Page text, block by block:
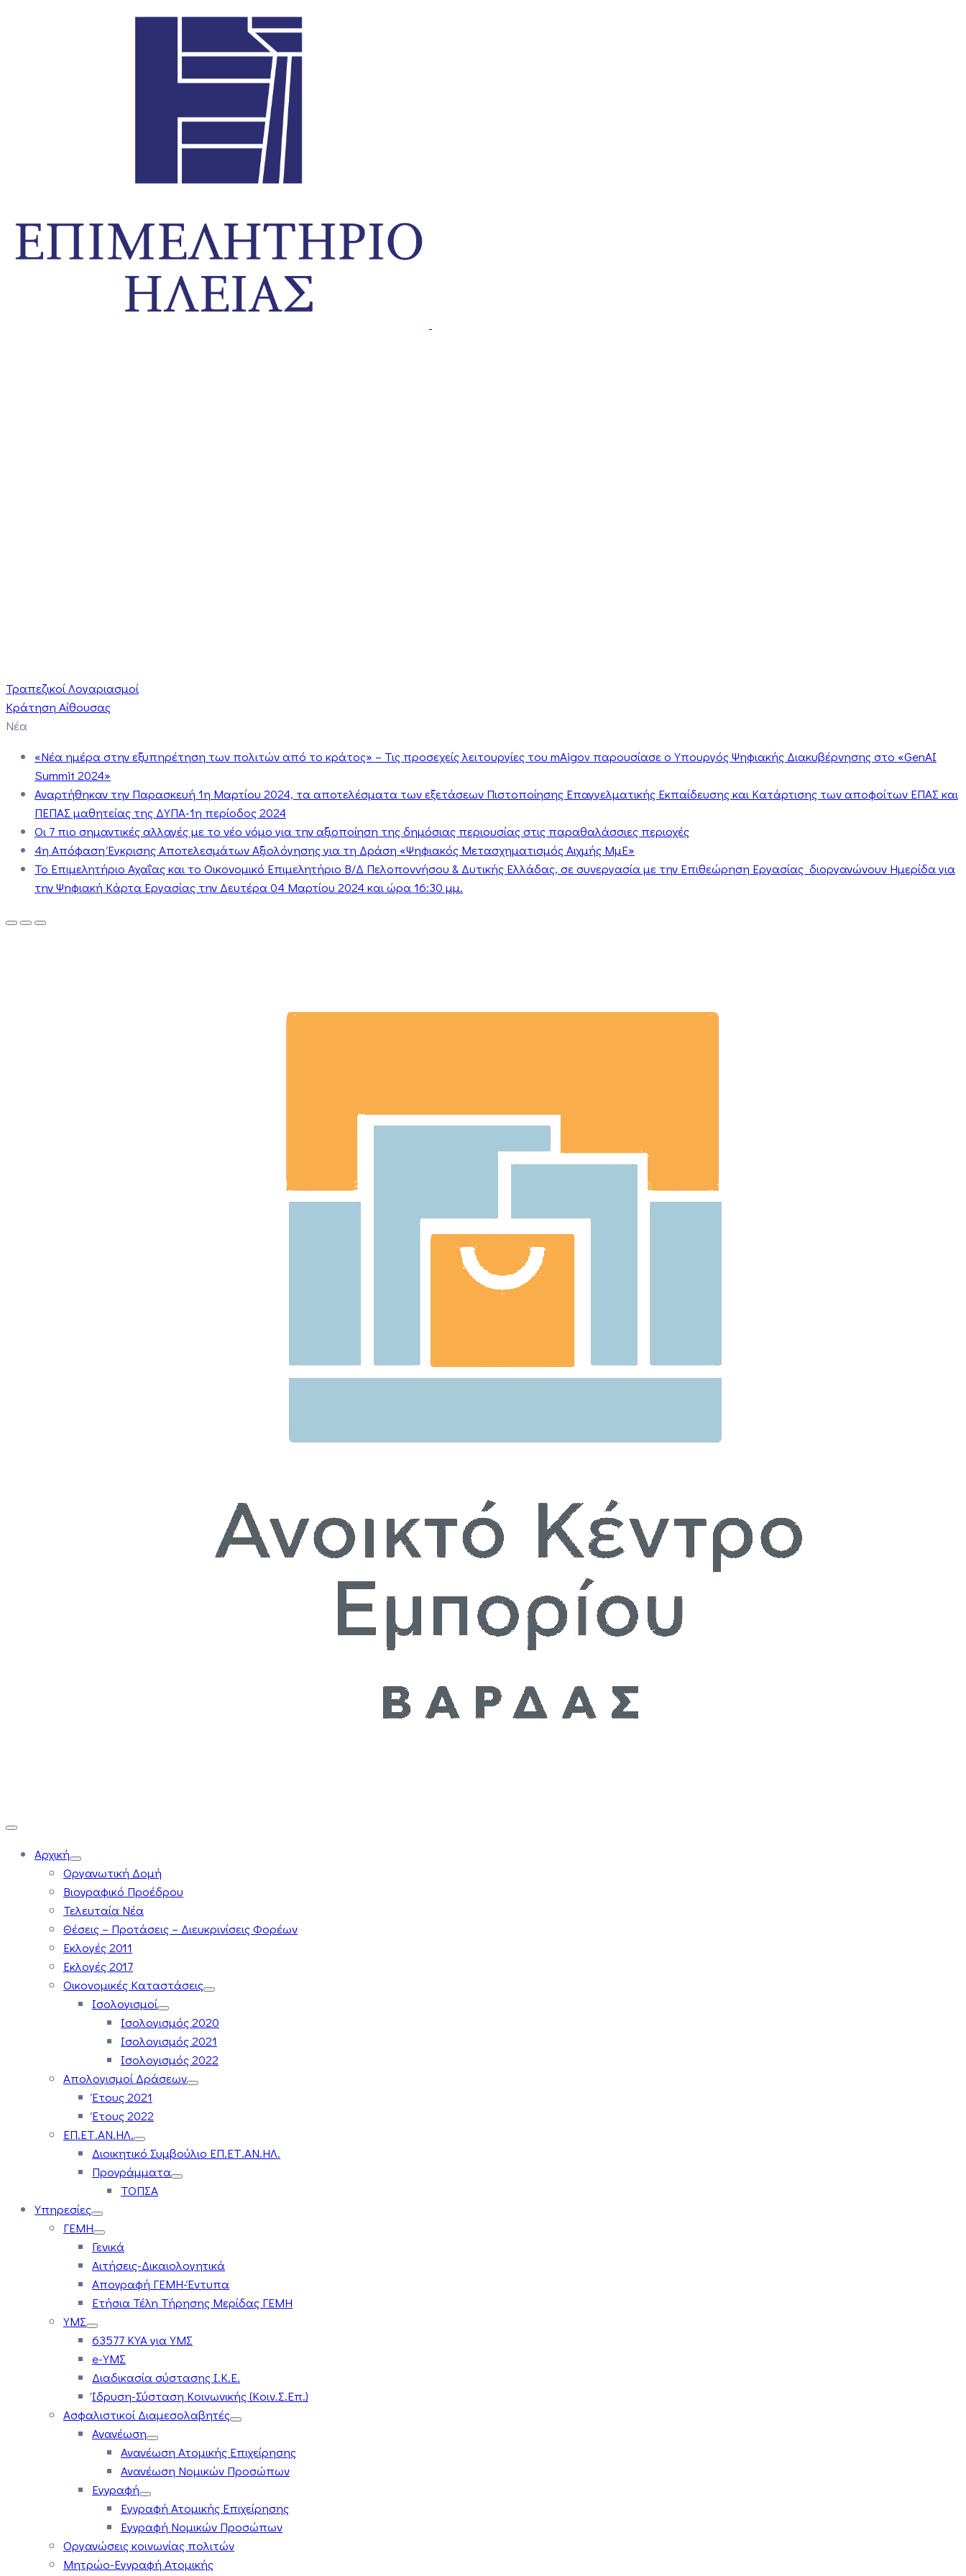
Τραπεζικοί Λογαριασμοί
Κράτηση Αίθουσας
Νέα
«Νέα ημέρα στην εξυπηρέτηση των πολιτών από το κράτος» – Τις προσεχείς λειτουργίες του mAigov παρουσίασε ο Υπουργός Ψηφιακής Διακυβέρνησης στο «GenAI
Summit 2024»
Αναρτήθηκαν την Παρασκευή 1η Μαρτίου 2024, τα αποτελέσματα των εξετάσεων Πιστοποίησης Επαγγελματικής Εκπαίδευσης και Κατάρτισης των αποφοίτων ΕΠΑΣ και
ΠΕΠΑΣ μαθητείας της ΔΥΠΑ-1η περίοδος 2024
Οι 7 πιο σημαντικές αλλαγές με το νέο νόμο για την αξιοποίηση της δημόσιας περιουσίας στις παραθαλάσσιες περιοχές
4η Απόφαση Έγκρισης Αποτελεσμάτων Αξιολόγησης για τη Δράση «Ψηφιακός Μετασχηματισμός Αιχμής ΜμΕ»
Το Επιμελητήριο Αχαΐας και το Οικονομικό Επιμελητήριο Β/Δ Πελοποννήσου & Δυτικής Ελλάδας, σε συνεργασία με την Επιθεώρηση Εργασίας διοργανώνουν Ημερίδα για
την Ψηφιακή Κάρτα Εργασίας την Δευτέρα 04 Μαρτίου 2024 και ώρα 16:30 μμ.
Αρχική
Οργανωτική Δομή
Βιογραφικό Προέδρου
Τελευταία Νέα
Θέσεις – Προτάσεις – Διευκρινίσεις Φορέων
Εκλογές 2011
Εκλογές 2017
Οικονομικές Καταστάσεις
Ισολογισμοί
Ισολογισμός 2020
Ισολογισμός 2021
Ισολογισμός 2022
Απολογισμοί Δράσεων
Έτους 2021
Έτους 2022
ΕΠ.ΕΤ.ΑΝ.ΗΛ.
Διοικητικό Συμβούλιο ΕΠ.ΕΤ.ΑΝ.ΗΛ.
Προγράμματα
ΤΟΠΣΑ
Υπηρεσίες
ΓΕΜΗ
Γενικά
Αιτήσεις-Δικαιολογητικά
Απογραφή ΓΕΜΗ-Έντυπα
Ετήσια Τέλη Τήρησης Μερίδας ΓΕΜΗ
ΥΜΣ
63577 ΚΥΑ για ΥΜΣ
e-ΥΜΣ
Διαδικασία σύστασης Ι.Κ.Ε.
Ίδρυση-Σύσταση Κοινωνικής (Κοιν.Σ.Επ.)
Ασφαλιστικοί Διαμεσολαβητές
Ανανέωση
Ανανέωση Ατομικής Επιχείρησης
Ανανέωση Νομικών Προσώπων
Εγγραφή
Εγγραφή Ατομικής Επιχείρησης
Εγγραφή Νομικών Προσώπων
Οργανώσεις κοινωνίας πολιτών
Μητρώο-Εγγραφή Ατομικής